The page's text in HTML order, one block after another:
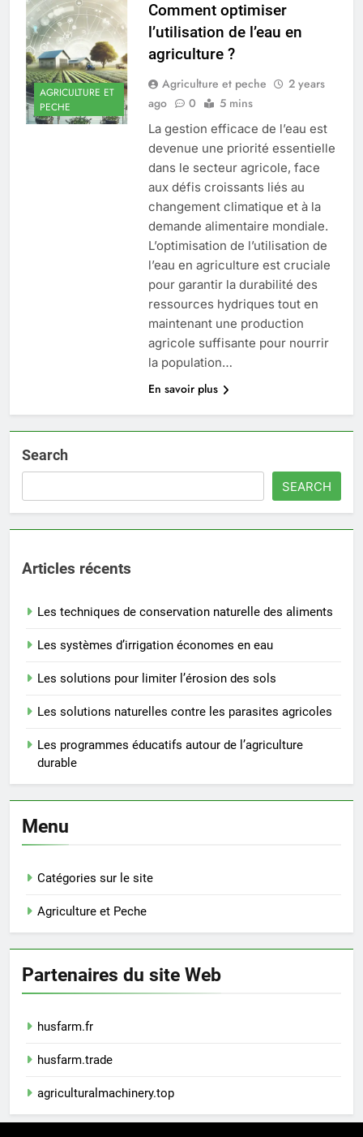
AGRICULTURE ET
PECHE
Comment optimiser
l’utilisation de l’eau en
agriculture ?
Agriculture et peche
2 years
ago
0 5 mins
La gestion efficace de l’eau est
devenue une priorité essentielle
dans le secteur agricole, face
aux défis croissants liés au
changement climatique et à la
demande alimentaire mondiale.
L’optimisation de l’utilisation de
l’eau en agriculture est cruciale
pour garantir la durabilité des
ressources hydriques tout en
maintenant une production
agricole suffisante pour nourrir
la population…
En savoir plus
Search
SEARCH
Articles récents
Les techniques de conservation naturelle des aliments
Les systèmes d’irrigation économes en eau
Les solutions pour limiter l’érosion des sols
Les solutions naturelles contre les parasites agricoles
Les programmes éducatifs autour de l’agriculture
durable
Menu
Catégories sur le site
Agriculture et Peche
Partenaires du site Web
husfarm.fr
husfarm.trade
agriculturalmachinery.top